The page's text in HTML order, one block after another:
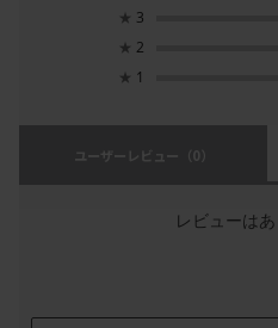
★ 3
★ 2
★ 1
ユーザーレビュー （0）
レビューはあ